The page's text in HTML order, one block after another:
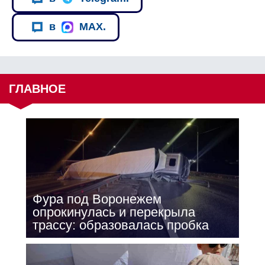
в MAX.
ГЛАВНОЕ
Фура под Воронежем
опрокинулась и перекрыла
трассу: образовалась пробка